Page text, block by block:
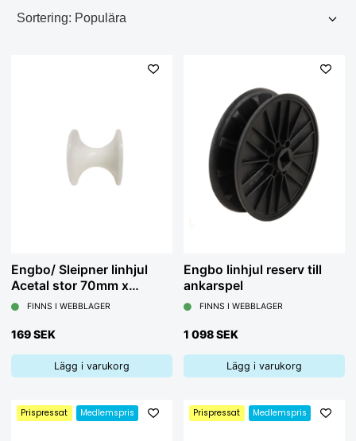
Engbo/ Sleipner linhjul
Acetal stor 70mm x
85mm, axel 14,5mm
FINNS I WEBBLAGER
169 SEK
Lägg i varukorg
Engbo linhjul reserv till
ankarspel
FINNS I WEBBLAGER
1 098 SEK
Lägg i varukorg
Prispressat Medlemspris Prispressat Medlemspris